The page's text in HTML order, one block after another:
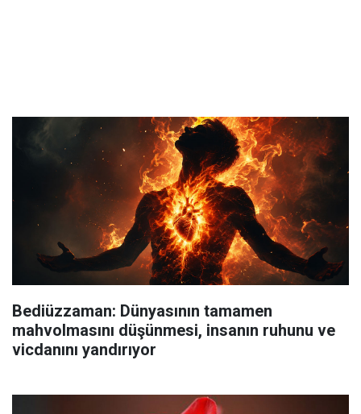
Bediüzzaman: Dünyasının tamamen
mahvolmasını düşünmesi, insanın ruhunu ve
vicdanını yandırıyor